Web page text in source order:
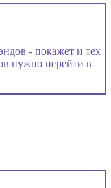
- покажет и тех
нужно перейти в